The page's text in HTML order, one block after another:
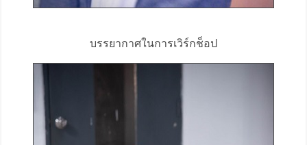
บรรยากาศในการเวิร์กช็อป